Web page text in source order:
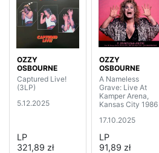
OZZY
OSBOURNE
Captured Live!
(3LP)
5.12.2025
LP
321,89 zł
OZZY
OSBOURNE
A Nameless
Grave: Live At
Kamper Arena,
Kansas City 1986
17.10.2025
LP
91,89 zł